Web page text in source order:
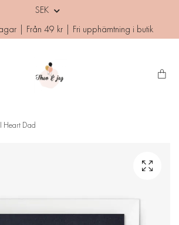
SEK
| Från 49 kr | Fri upphämtning i butik
Heart Dad